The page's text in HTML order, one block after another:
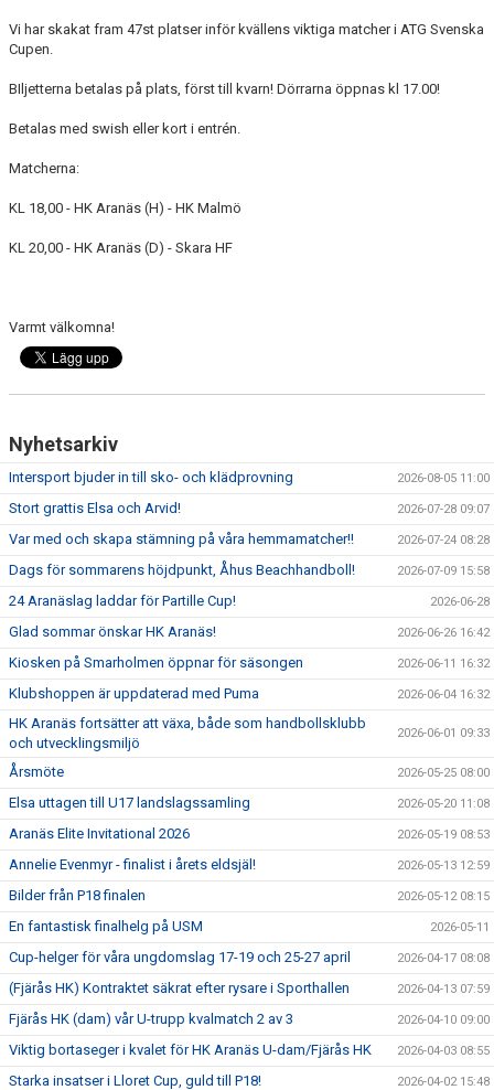
Vi har skakat fram 47st platser inför kvällens viktiga matcher i ATG Svenska
Cupen.
BIljetterna betalas på plats, först till kvarn! Dörrarna öppnas kl 17.00!
Betalas med swish eller kort i entrén.
Matcherna:
KL 18,00 - HK Aranäs (H) - HK Malmö
KL 20,00 - HK Aranäs (D) - Skara HF
Varmt välkomna!
Nyhetsarkiv
Intersport bjuder in till sko- och klädprovning 2026-08-05 11:00
Stort grattis Elsa och Arvid! 2026-07-28 09:07
Var med och skapa stämning på våra hemmamatcher!! 2026-07-24 08:28
Dags för sommarens höjdpunkt, Åhus Beachhandboll! 2026-07-09 15:58
24 Aranäslag laddar för Partille Cup! 2026-06-28
Glad sommar önskar HK Aranäs! 2026-06-26 16:42
Kiosken på Smarholmen öppnar för säsongen 2026-06-11 16:32
Klubshoppen är uppdaterad med Puma 2026-06-04 16:32
HK Aranäs fortsätter att växa, både som handbollsklubb
och utvecklingsmiljö
2026-06-01 09:33
Årsmöte 2026-05-25 08:00
Elsa uttagen till U17 landslagssamling 2026-05-20 11:08
Aranäs Elite Invitational 2026 2026-05-19 08:53
Annelie Evenmyr - finalist i årets eldsjäl! 2026-05-13 12:59
Bilder från P18 finalen 2026-05-12 08:15
En fantastisk finalhelg på USM 2026-05-11
Cup-helger för våra ungdomslag 17-19 och 25-27 april 2026-04-17 08:08
(Fjärås HK) Kontraktet säkrat efter rysare i Sporthallen 2026-04-13 07:59
Fjärås HK (dam) vår U-trupp kvalmatch 2 av 3 2026-04-10 09:00
Viktig bortaseger i kvalet för HK Aranäs U-dam/Fjärås HK 2026-04-03 08:55
Starka insatser i Lloret Cup, guld till P18! 2026-04-02 15:48